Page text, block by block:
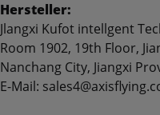
Hersteller:
Jlangxi Kufot intellgent
Room 1902, 19th Floor,
Nanchang City, Jiangxi
E-Mail: